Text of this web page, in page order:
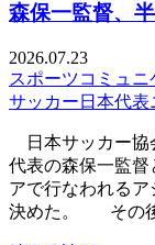
森保一監督、
2026.07.23
スポーツコミュ
サッカー日本代表
日本サッカー協
代表の森保一監
アで行なわれる
決めた。 その後